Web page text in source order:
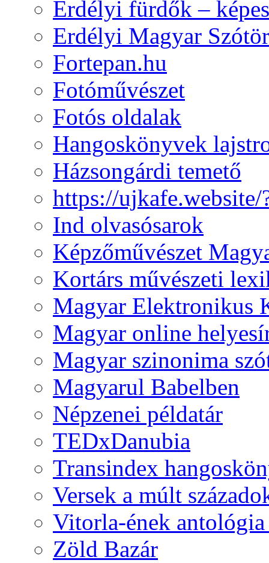
Erdélyi fürdők –
Erdélyi Magyar
Fortepan.hu
Fotóművészet
Fotós oldalak
Hangoskönyvek
Házsongárdi temető
https://
Ind olvasósarok
Képzőművészet
Kortárs művészeti
Magyar Elektronikus
Magyar online
Magyar szinonima
Magyarul Babelben
Népzenei példatár
TEDxDanubia
Transindex
Versek a múlt
Vitorla-ének
Zöld Bazár